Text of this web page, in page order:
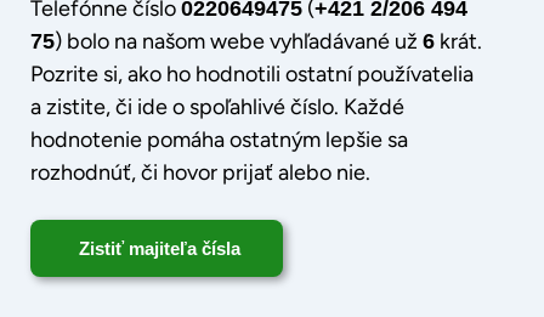
Telefónne číslo 0220649475(+421 2/206 494
75) bolo na našom webe vyhľadávané už 6krát.
Pozrite si, ako ho hodnotili ostatní používatelia
a zistite, či ide o spoľahlivé číslo. Každé
hodnotenie pomáha ostatným lepšie sa
rozhodnúť, či hovor prijať alebo nie.
Zistiť majiteľa čísla